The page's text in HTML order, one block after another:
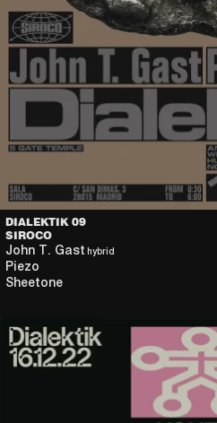
DIALEKTIK 09
SIROCO
John T. Gast hybrid
Piezo
Sheetone